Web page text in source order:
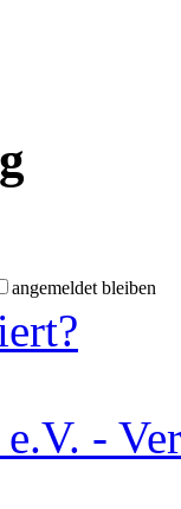
angemeldet bleiben
e.V. -